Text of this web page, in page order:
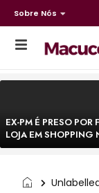
Sobre Nós
EX-PM É PRESO POR
LOJA EM SHOPPING
ESCAPA CORRENDO